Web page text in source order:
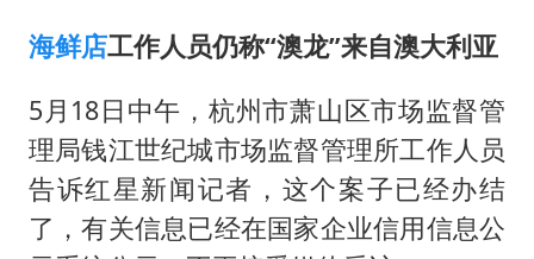
海鲜店工作人员仍称“澳龙”来自澳大利亚
5月18日中午，杭州市萧山区市场监督管
理局钱江世纪城市场监督管理所工作人员
告诉红星新闻记者，这个案子已经办结
了，有关信息已经在国家企业信用信息公